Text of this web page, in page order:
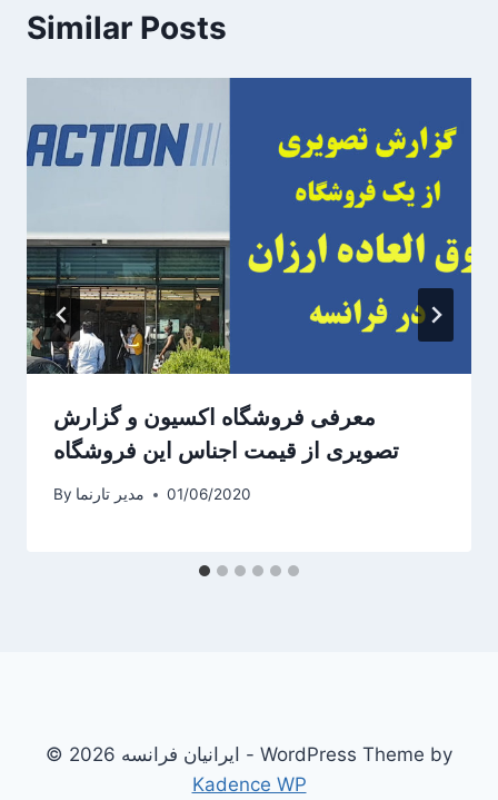
Similar Posts
معرفی فروشگاه اکسیون و گزارش
تصویری از قیمت اجناس این فروشگاه
By مدیر تارنما 01/06/2020
© 2026 ایرانیان فرانسه - WordPress Theme by
Kadence WP